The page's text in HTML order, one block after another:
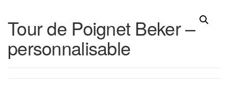
Tour de Poignet Beker –
personnalisable